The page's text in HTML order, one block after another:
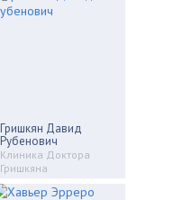
Гришкян Давид
Рубенович
Клиника Доктора
Гришкяна